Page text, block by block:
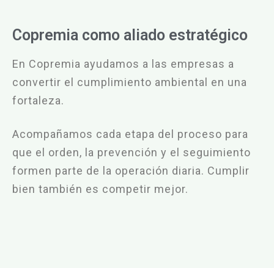
Copremia como aliado estratégico
En Copremia ayudamos a las empresas a
convertir el cumplimiento ambiental en una
fortaleza.
Acompañamos cada etapa del proceso para
que el orden, la prevención y el seguimiento
formen parte de la operación diaria. Cumplir
bien también es competir mejor.